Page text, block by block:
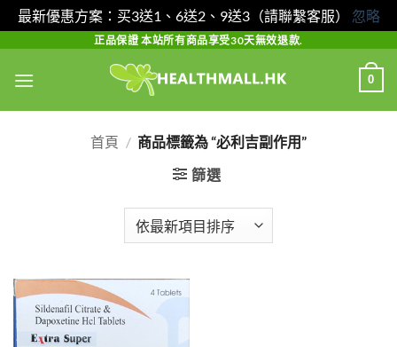
最新優惠方案：买3送1、6送2、9送3（請聯繫客服） 忽略
content
正品保證 本站所有商品享受30天無效退款.
0
首頁 / 商品標籤為 “必利吉副作用”
篩選